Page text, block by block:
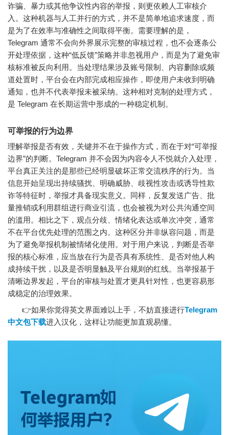
诈骗、暴力或其他争议性内容的举报，则更依赖人工审核介
入。这种机器与人工并行的方式，并不是简单地追求速度，而
是为了在效率与准确性之间取得平衡。需要理解的是，
Telegram 通常不会向外界展示完整的审核过程，也不会逐条公
开处理依据，这种“低反馈”策略并非忽视用户，而是为了避免审
核标准被反向利用。当处理结果涉及账号限制、内容删除或频
道处置时，平台会在内部完成相应操作，即使用户未收到明确
通知，也并不代表举报未被采纳。这种相对克制的处理方式，
是 Telegram 在长期运营中形成的一种稳定机制。
可举报的行为边界
理解举报是否有效，关键并不在于操作方式，而在于对“可举报
边界”的判断。Telegram 并不会因为内容令人不悦就介入处理，
平台真正关注的是那些已经明显破坏正常交流秩序的行为。当
信息开始呈现出持续骚扰、明确威胁、歧视性攻击或诱导性欺
诈等特征时，举报才具备现实意义。同样，反复发送广告、批
量推销或利用群组进行商业引流，也会被视为对公共沟通空间
的滥用。相比之下，观点分歧、情绪化表达或单次冲突，通常
不在平台优先处理的范围之内。这种区分并非纵容问题，而是
为了避免举报机制被情绪化使用。对于用户来说，判断是否举
报的核心标准，应当放在行为是否具有系统性、是否对他人构
成持续干扰，以及是否明显触及平台规则的红线。当举报基于
清晰边界发起，平台的审核与处置才更具针对性，也更容易形
成稳定的治理效果。
👉如果你觉得英文界面难以上手，不妨直接进行Telegram
中文包下载进入汉化，这样让功能更加直观易懂。